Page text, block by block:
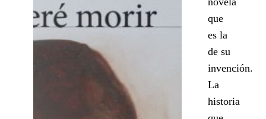
que
es la
de su
invención.
La
historia